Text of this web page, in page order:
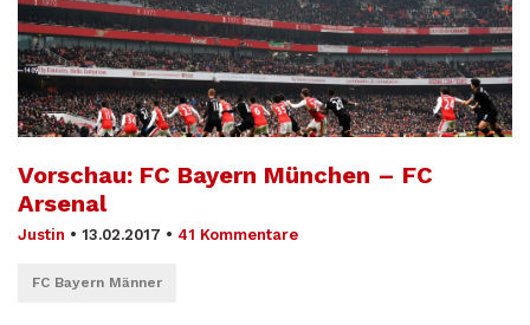
Vorschau: FC Bayern München – FC
Arsenal
Justin • 13.02.2017 • 41 Kommentare
FC Bayern Männer